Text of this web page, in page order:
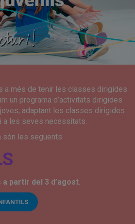
a més de tenir les classes dirigides
un programa d’activitats dirigides
adaptant les classes dirigides
a les seves necessitats.
les següents:
partir del 3 d’agost.